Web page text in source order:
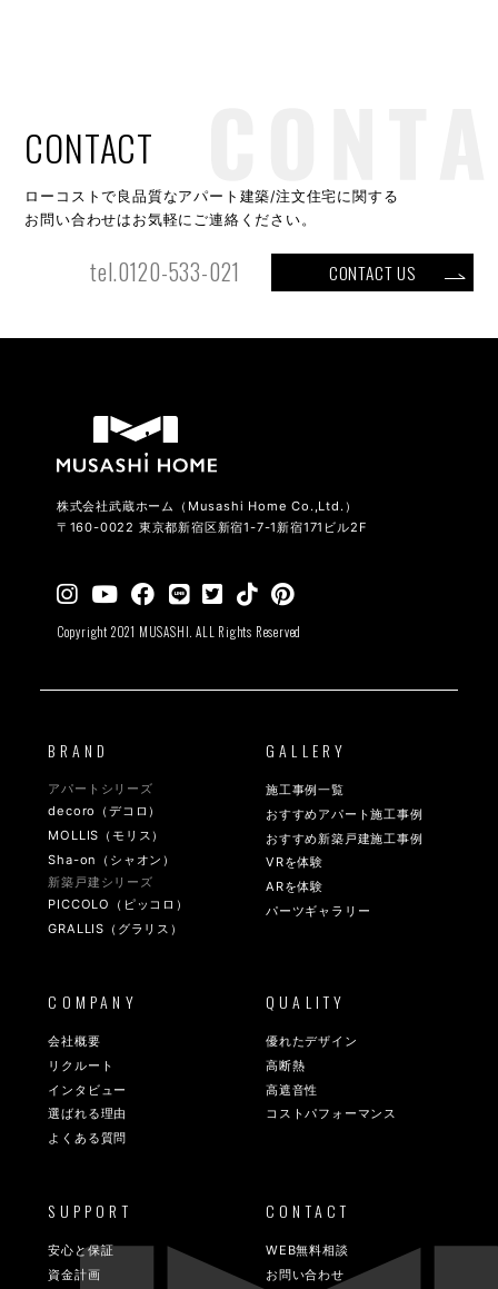
CONTACT
ローコストで良品質なアパート建築/注文住宅に関する
お問い合わせはお気軽にご連絡ください。
tel.0120-533-021 CONTACT US
株式会社武蔵ホーム（Musashi Home Co.,Ltd.）
〒160-0022 東京都新宿区新宿1-7-1新宿171ビル2F
Copyright 2021 MUSASHI. ALL Rights Reserved
BRAND
アパートシリーズ
decoro（デコロ）
MOLLIS（モリス）
Sha-on（シャオン）
新築戸建シリーズ
PICCOLO（ピッコロ）
GRALLIS（グラリス）
GALLERY
施工事例一覧
おすすめアパート施工事例
おすすめ新築戸建施工事例
VRを体験
ARを体験
パーツギャラリー
COMPANY
会社概要
リクルート
インタビュー
選ばれる理由
よくある質問
QUALITY
優れたデザイン
高断熱
高遮音性
コストパフォーマンス
SUPPORT
安心と保証
資金計画
CONTACT
WEB無料相談
お問い合わせ